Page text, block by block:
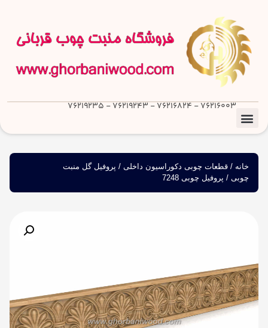
76216003 - 76216824 - 76219243 - 76219235
خانه / قطعات چوبی دکوراسیون داخلی / پروفیل گل منبت
چوبی / پروفیل چوبی 7248